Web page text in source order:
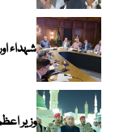
شہداء
وزیر